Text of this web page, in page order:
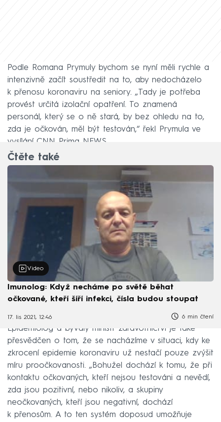
Podle Romana Prymuly bychom se nyní měli rychle a
intenzivně začít soustředit na to, aby nedocházelo
k přenosu koronaviru na seniory. „Tady je potřeba
provést určitá izolační opatření. To znamená
personál, který se o ně stará, by bez ohledu na to,
zda je očkován, měl být testován,“ řekl Prymula ve
vysílání CNN Prima NEWS.
Čtěte také
Video
Imunolog: Když necháme po světě běhat
očkované, kteří šíří infekci, čísla budou stoupat
17. lis 2021, 12:46 6 min čtení
Epidemiolog a bývalý ministr zdravotnictví je také
přesvědčen o tom, že se nacházíme v situaci, kdy ke
zkrocení epidemie koronaviru už nestačí pouze zvýšit
míru proočkovanosti. „Bohužel dochází k tomu, že při
kontaktu očkovaných, kteří nejsou testováni a nevědí,
zda jsou pozitivní, nebo nikoliv, a skupiny
neočkovaných, kteří jsou negativní, dochází
k přenosům. A to ten systém doposud umožňuje